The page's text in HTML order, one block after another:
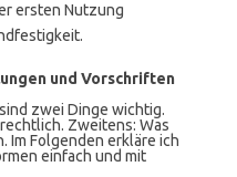
ersten Nutzung
und Vorschriften
zwei Dinge wichtig.
Zweitens: Was
Im Folgenden erkläre ich
einfach und mit